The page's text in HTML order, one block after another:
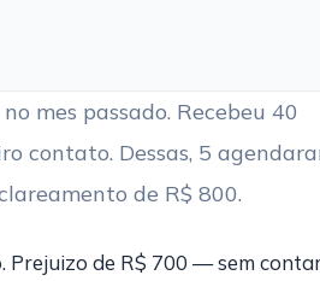
mes passado. Recebeu 40
contato. Dessas, 5
de R$ 800.
Prejuizo de R$ 700 — sem